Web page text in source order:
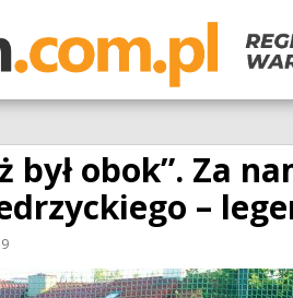
był obok”. Za
–